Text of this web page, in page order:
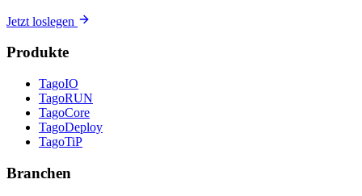
Jetzt loslegen
Produkte
TagoIO
TagoRUN
TagoCore
TagoDeploy
TagoTiP
Branchen